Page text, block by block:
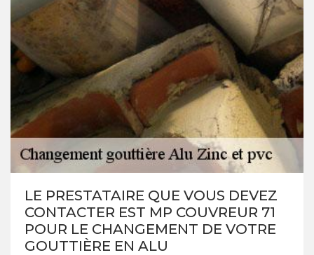
LE PRESTATAIRE QUE VOUS DEVEZ
CONTACTER EST MP COUVREUR 71
POUR LE CHANGEMENT DE VOTRE
GOUTTIÈRE EN ALU